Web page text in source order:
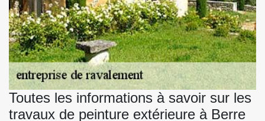
Toutes les informations à savoir sur les
travaux de peinture extérieure à Berre